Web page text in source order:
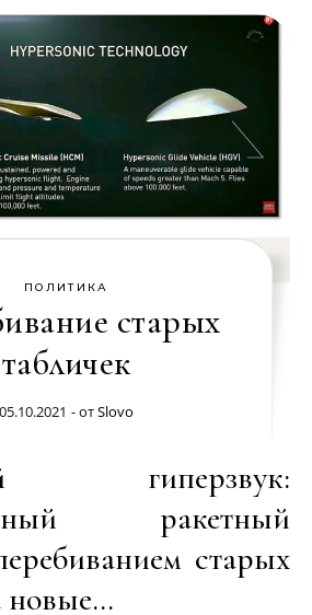
ПОЛИТИКА
старых
табличек
05.10.2021 - отSlovo
гиперзвук:
ракетный
старых
новые…